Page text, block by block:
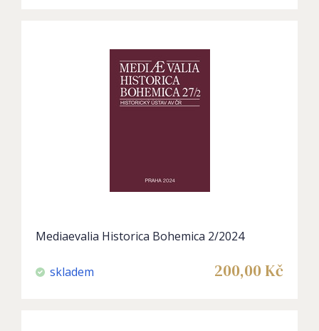
Mediaevalia Historica Bohemica 2/2024
skladem 200,00 Kč